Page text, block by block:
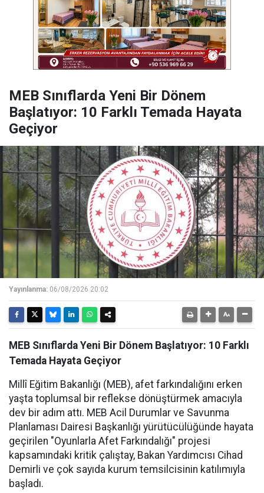
MEB Sınıflarda Yeni Bir Dönem
Başlatıyor: 10 Farklı Temada Hayata
Geçiyor
Yayınlanma: 06/08/2026 20:02
MEB Sınıflarda Yeni Bir Dönem Başlatıyor: 10 Farklı
Temada Hayata Geçiyor
Millî Eğitim Bakanlığı (MEB), afet farkındalığını erken
yaşta toplumsal bir reflekse dönüştürmek amacıyla
dev bir adım attı. MEB Acil Durumlar ve Savunma
Planlaması Dairesi Başkanlığı yürütücülüğünde hayata
geçirilen "Oyunlarla Afet Farkındalığı" projesi
kapsamındaki kritik çalıştay, Bakan Yardımcısı Cihad
Demirli ve çok sayıda kurum temsilcisinin katılımıyla
başladı.